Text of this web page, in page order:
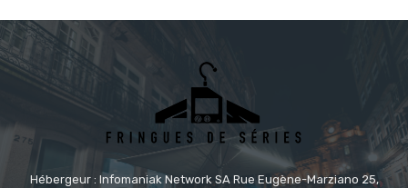
Hébergeur : Infomaniak Network SA Rue Eugène-Marziano 25,